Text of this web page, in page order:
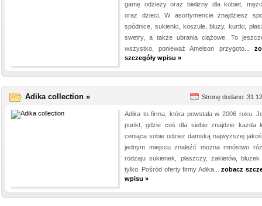
gamę odzieży oraz bielizny dla kobiet,
oraz dzieci. W asortymencie znajdziesz
spódnice, sukienki, koszule, bluzy, kurtki,
swetry, a także ubrania ciążowe. To
wszystko, ponieważ Amelson przygoto...
szczegóły wpisu »
Adika collection » Stronę dodano:
Adika to firma, która powstała w 2006 roku.
punkt, gdzie coś dla siebie znajdzie każda
ceniąca sobie odzież damską najwyższej
jednym miejscu znaleźć można mnóstwo
rodzaju sukienek, płaszczy, żakietów,
tylko. Pośród oferty firmy Adika...zobacz
wpisu »